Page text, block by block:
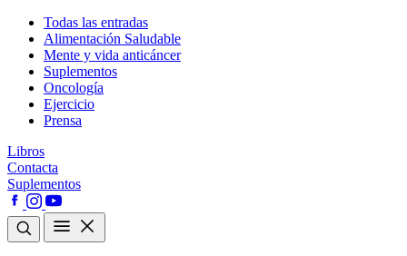
Todas las entradas
Alimentación Saludable
Mente y vida anticáncer
Suplementos
Oncología
Ejercicio
Prensa
Libros
Contacta
Suplementos